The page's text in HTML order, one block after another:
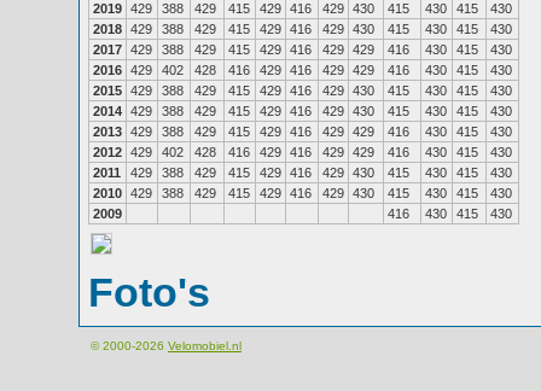
2019 429 388 429 415 429 416 429 430 415 430 415
430
2018 429 388 429 415 429 416 429 430 415 430 415
430
2017 429 388 429 415 429 416 429 429 416 430 415
430
2016 429 402 428 416 429 416 429 429 416 430 415
430
2015 429 388 429 415 429 416 429 430 415 430 415
430
2014 429 388 429 415 429 416 429 430 415 430 415
430
2013 429 388 429 415 429 416 429 429 416 430 415
430
2012 429 402 428 416 429 416 429 429 416 430 415
430
2011
429 388 429 415 429 416 429 430 415 430 415
430
2010 429 388 429 415 429 416 429 430 415 430 415
430
2009
416 430 415 430
Foto's
© 2000-2026 Velomobiel.nl